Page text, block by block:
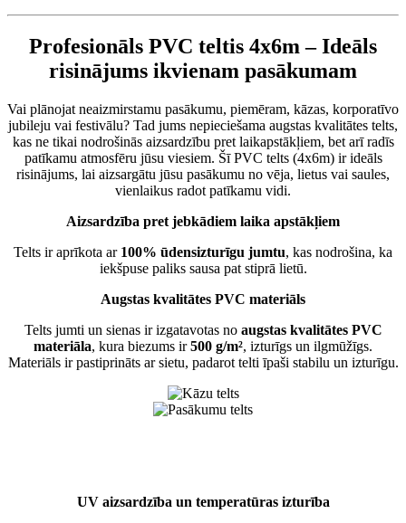
Profesionāls PVC teltis 4x6m – Ideāls
risinājums ikvienam pasākumam
Vai plānojat neaizmirstamu pasākumu, piemēram, kāzas, korporatīvo
jubileju vai festivālu? Tad jums nepieciešama augstas kvalitātes telts,
kas ne tikai nodrošinās aizsardzību pret laikapstākļiem, bet arī radīs
patīkamu atmosfēru jūsu viesiem. Šī PVC telts (4x6m) ir ideāls
risinājums, lai aizsargātu jūsu pasākumu no vēja, lietus vai saules,
vienlaikus radot patīkamu vidi.
Aizsardzība pret jebkādiem laika apstākļiem
Telts ir aprīkota ar 100% ūdensizturīgu jumtu, kas nodrošina, ka
iekšpuse paliks sausa pat stiprā lietū.
Augstas kvalitātes PVC materiāls
Telts jumti un sienas ir izgatavotas no augstas kvalitātes PVC
materiāla, kura biezums ir500 g/m², izturīgs un ilgmūžīgs.
Materiāls ir pastiprināts ar sietu, padarot telti īpaši stabilu un izturīgu.
UV aizsardzība un temperatūras izturība